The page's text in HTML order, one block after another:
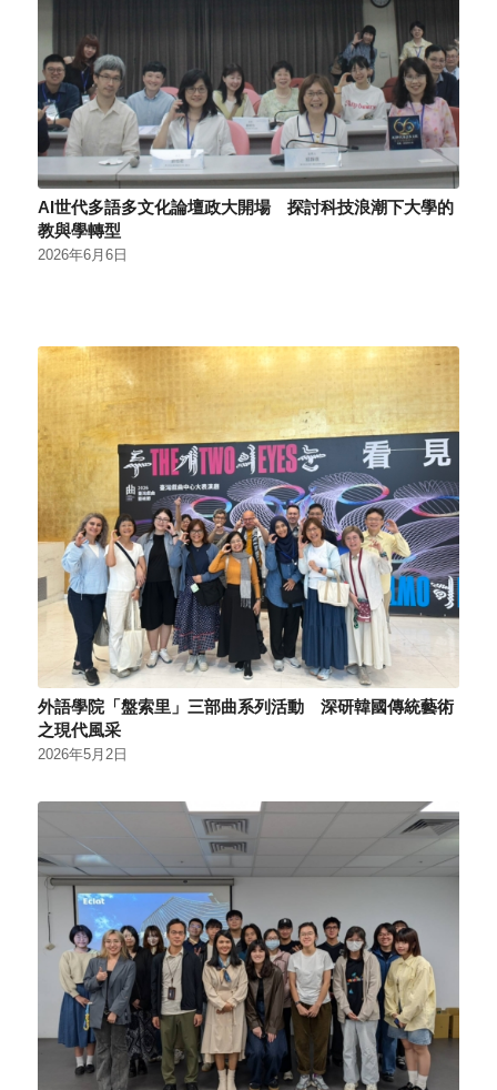
AI世代多語多文化論壇政大開場 探討科技浪潮下大學的
教與學轉型
2026年6月6日
外語學院「盤索里」三部曲系列活動 深研韓國傳統藝術
之現代風采
2026年5月2日